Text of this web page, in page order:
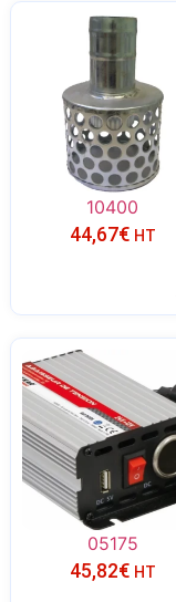
10400
44,67€ HT
05175
45,82€ HT